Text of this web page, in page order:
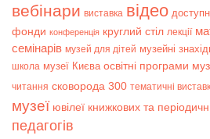
вебінари виставка відео
фонди конференція круглий стіл лекції
семінарів музей для дітей музейні
школа музеї Києва освітні програми
читання сковорода 300 тематичні
музеї ювілеї книжкових та
педагогів